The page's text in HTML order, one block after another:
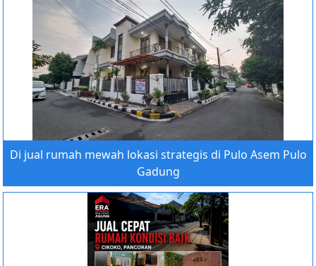
Di jual rumah mewah lokasi strategis di Pulo Asem Pulo
Gadung